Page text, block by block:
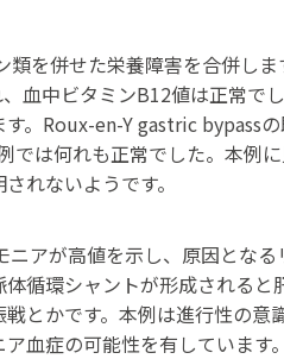
類を併せた栄養障害を合併し
血中ビタミンB12値は正常
。Roux-en-Y gastric bypass
では何れも正常でした。本例
れないようです。
アが高値を示し、原因とな
循環シャントが形成される
とかです。本例は進行性の
血症の可能性を有しています。